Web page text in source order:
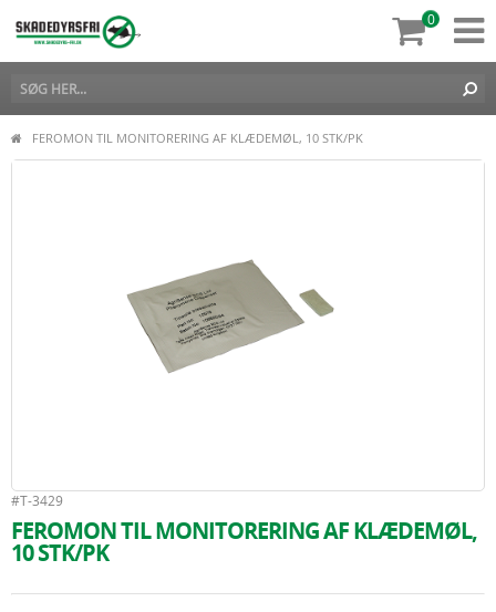
0
FEROMON TIL MONITORERING AF KLÆDEMØL, 10 STK/PK
#T-3429
FEROMON TIL MONITORERING AF KLÆDEMØL,
10 STK/PK